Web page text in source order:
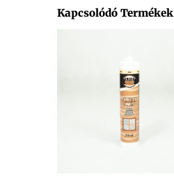
Kapcsolódó Termékek